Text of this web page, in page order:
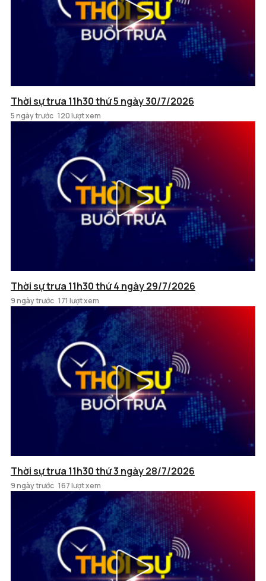
Thời sự trưa 11h30 thứ 5 ngày 30/7/2026
5 ngày trước 120 lượt xem
Thời sự trưa 11h30 thứ 4 ngày 29/7/2026
9 ngày trước 171 lượt xem
Thời sự trưa 11h30 thứ 3 ngày 28/7/2026
9 ngày trước 167 lượt xem